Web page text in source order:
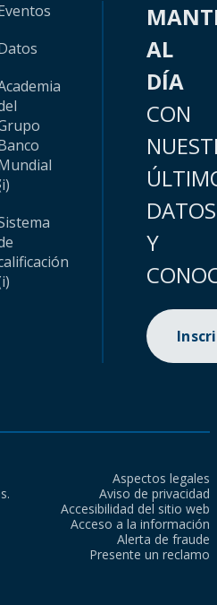
AL
DÍA
CON
DATOS
Y
Aspectos legales
Aviso de privacidad
Accesibilidad del sitio web
Acceso a la información
Alerta de fraude
Presente un reclamo